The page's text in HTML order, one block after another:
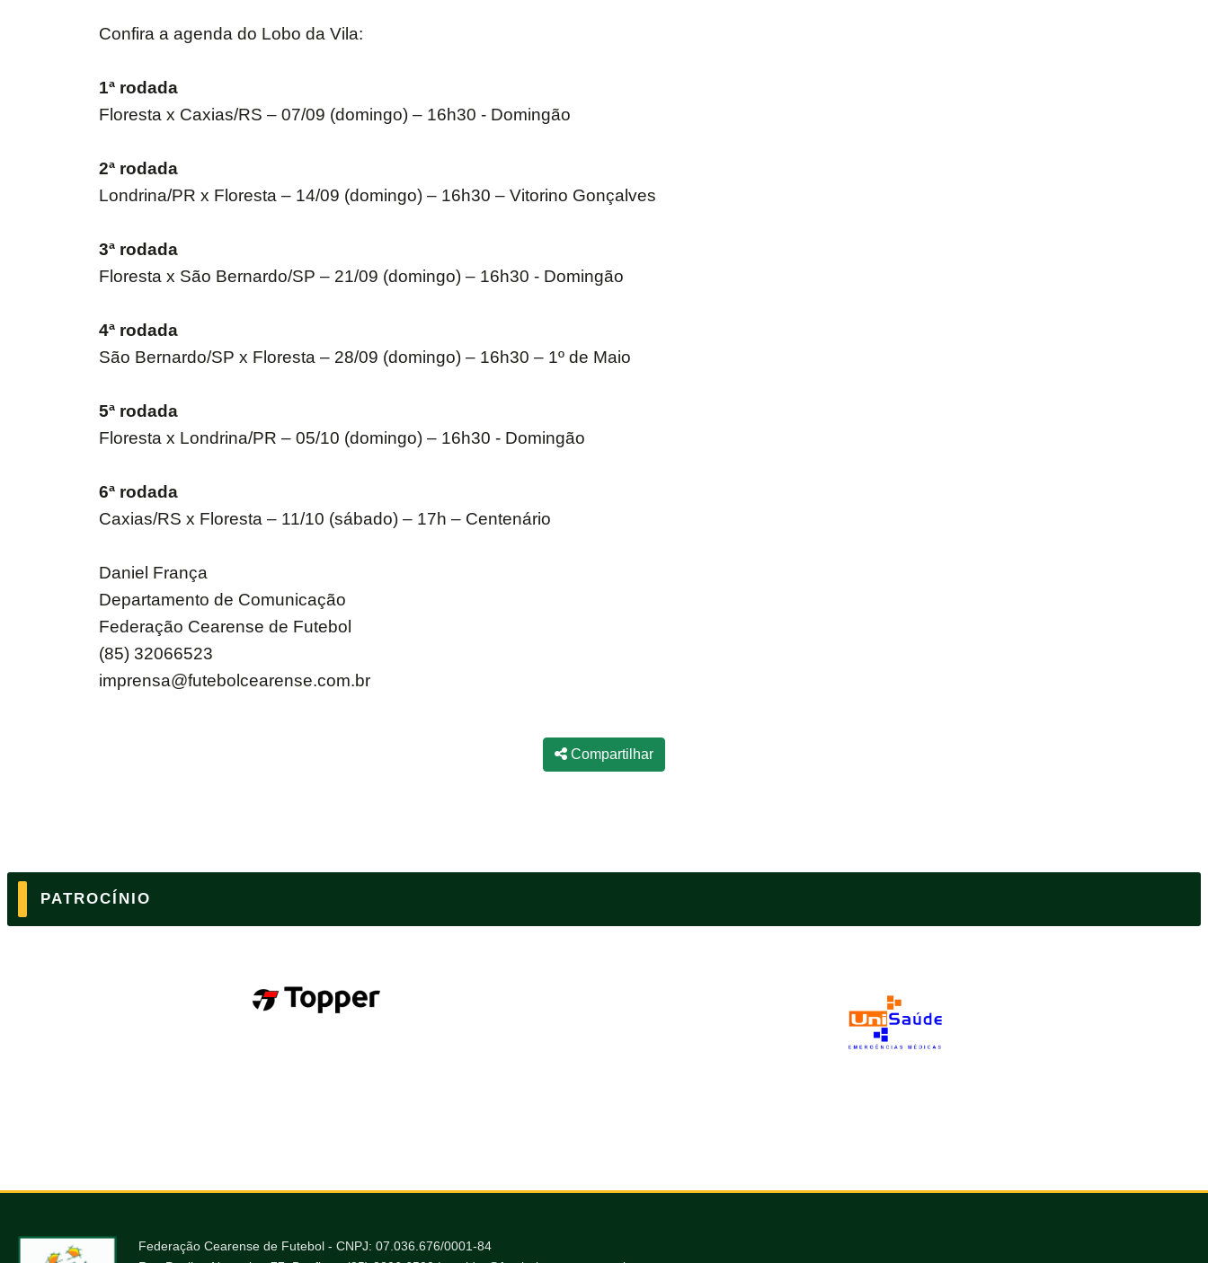
Confira a agenda do Lobo da Vila:
1ª rodada
Floresta x Caxias/RS – 07/09 (domingo) – 16h30 - Domingão
2ª rodada
Londrina/PR x Floresta – 14/09 (domingo) – 16h30 – Vitorino Gonçalves
3ª rodada
Floresta x São Bernardo/SP – 21/09 (domingo) – 16h30 - Domingão
4ª rodada
São Bernardo/SP x Floresta – 28/09 (domingo) – 16h30 – 1º de Maio
5ª rodada
Floresta x Londrina/PR – 05/10 (domingo) – 16h30 - Domingão
6ª rodada
Caxias/RS x Floresta – 11/10 (sábado) – 17h – Centenário
Daniel França
Departamento de Comunicação
Federação Cearense de Futebol
(85) 32066523
imprensa@futebolcearense.com.br
Compartilhar
PATROCÍNIO
Federação Cearense de Futebol - CNPJ: 07.036.676/0001-84